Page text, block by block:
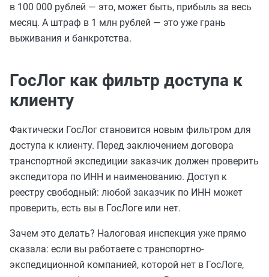
в 100 000 рублей — это, может быть, прибыль за весь
месяц. А штраф в 1 млн рублей — это уже грань
выживания и банкротства.
ГосЛог как фильтр доступа к
клиенту
Фактически ГосЛог становится новым фильтром для
доступа к клиенту. Перед заключением договора
транспортной экспедиции заказчик должен проверить
экспедитора по ИНН и наименованию. Доступ к
реестру свободный: любой заказчик по ИНН может
проверить, есть вы в ГосЛоге или нет.
Зачем это делать? Налоговая инспекция уже прямо
сказала: если вы работаете с транспортно-
экспедиционной компанией, которой нет в ГосЛоге,